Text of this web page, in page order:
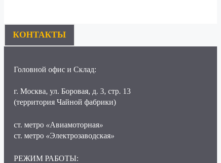
КОНТАКТЫ
Головной офис и Склад:
г. Москва, ул. Боровая, д. 3, стр. 13
(территория Чайной фабрики)
ст. метро «Авиамоторная»
ст. метро «Электрозаводская»
РЕЖИМ РАБОТЫ: